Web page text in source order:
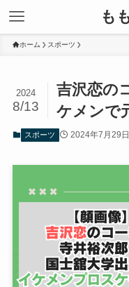
も
ホーム スポーツ
吉沢恋の
ケメンで
2024
8/13
スポーツ 2024年7月29日